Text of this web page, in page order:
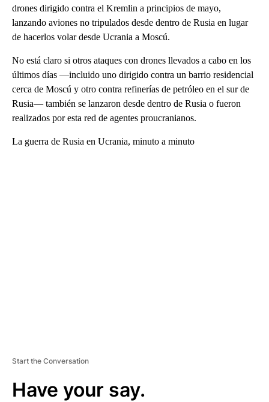
drones dirigido contra el Kremlin a principios de mayo,
lanzando aviones no tripulados desde dentro de Rusia en lugar
de hacerlos volar desde Ucrania a Moscú.
No está claro si otros ataques con drones llevados a cabo en los
últimos días —incluido uno dirigido contra un barrio residencial
cerca de Moscú y otro contra refinerías de petróleo en el sur de
Rusia— también se lanzaron desde dentro de Rusia o fueron
realizados por esta red de agentes proucranianos.
La guerra de Rusia en Ucrania, minuto a minuto
Start the Conversation
Have your say.